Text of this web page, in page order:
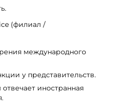
(филиал /
международного
у представительств.
иностранная